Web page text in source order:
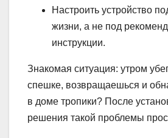
Настроить устройство
жизни, а не под
инструкции.
Знакомая ситуация: утром
спешке, возвращаешься и
в доме тропики? После
решения такой проблемы